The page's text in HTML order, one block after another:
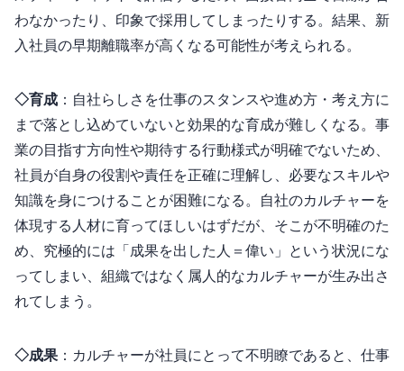
わなかったり、印象で採用してしまったりする。結果、新
入社員の早期離職率が高くなる可能性が考えられる。
◇育成 ：自社らしさを仕事のスタンスや進め方・考え方に
まで落とし込めていないと効果的な育成が難しくなる。事
業の目指す方向性や期待する行動様式が明確でないため、
社員が自身の役割や責任を正確に理解し、必要なスキルや
知識を身につけることが困難になる。自社のカルチャーを
体現する人材に育ってほしいはずだが、そこが不明確のた
め、究極的には「成果を出した人＝偉い」という状況にな
ってしまい、組織ではなく属人的なカルチャーが生み出さ
れてしまう。
◇成果 ：カルチャーが社員にとって不明瞭であると、仕事